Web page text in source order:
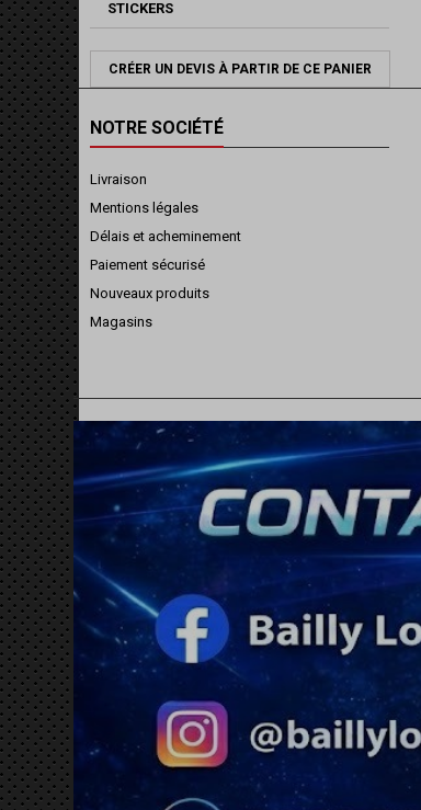
STICKERS
CRÉER UN DEVIS À PARTIR DE CE PANIER
NOTRE SOCIÉTÉ
Livraison
Mentions légales
Délais et acheminement
Paiement sécurisé
Nouveaux produits
Magasins